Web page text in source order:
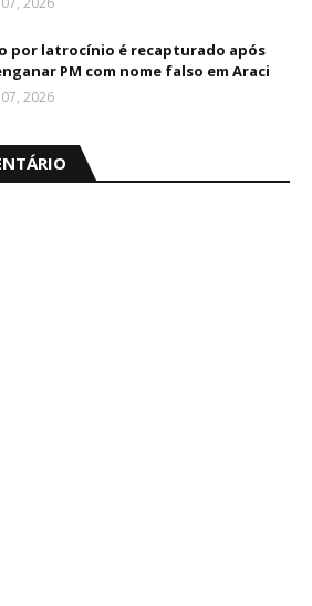
por latrocínio é recapturado após
PM com nome falso em Araci
2026